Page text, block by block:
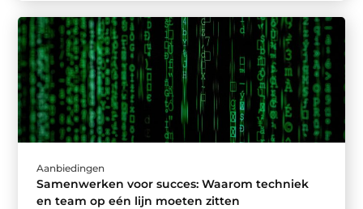
Aanbiedingen
Samenwerken voor succes: Waarom techniek
en team op eén lijn moeten zitten